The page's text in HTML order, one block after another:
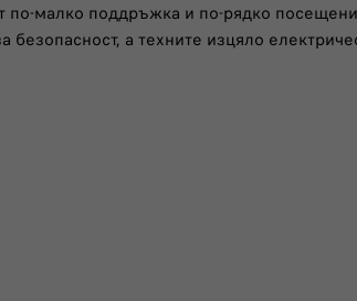
по-малко поддръжка и по-рядко
а техните изцяло